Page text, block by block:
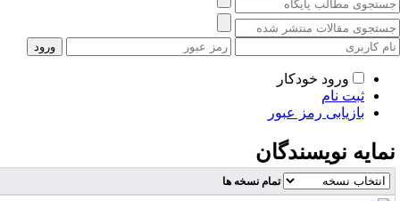
ورود خودکار
ثبت نام
بازیابی رمز عبور
نویسندگان
تمام نسخه ها